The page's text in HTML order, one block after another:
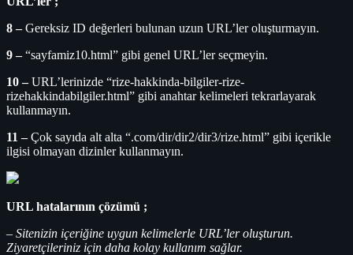
8 –Gereksiz ID değerleri bulunan uzun URL’ler oluşturmayın.
9 –“sayfamiz10.html” gibi genel URL’ler seçmeyin.
10 –URL’lerinizde “rize-hakkinda-bilgiler-rize-
rizehakkindabilgiler.html” gibi anahtar kelimeleri tekrarlayarak
kullanmayın.
11 –Çok sayıda alt alta “.com/dir/dir2/dir3/rize.html” gibi içerikle
ilgisi olmayan dizinler kullanmayın.
URL hatalarının çözümü ;
– Sitenizin içeriğine uygun kelimelerle URL’ler oluşturun.
Ziyaretçileriniz için daha kolay kullanım sağlar.